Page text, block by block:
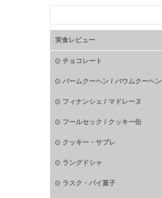
実食レビュー
チョコレート
バームクーヘン / バウムクーヘン
フィナンシェ / マドレーヌ
フールセック / クッキー缶
クッキー・サブレ
ラングドシャ
ラスク・パイ菓子